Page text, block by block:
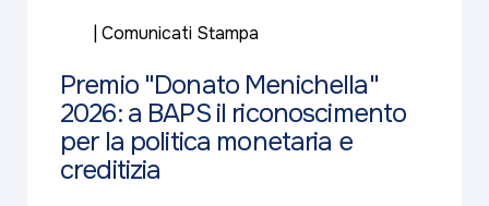
Comunicati Stampa
Premio "Donato Menichella"
2026: a BAPS il riconoscimento
per la politica monetaria e
creditizia